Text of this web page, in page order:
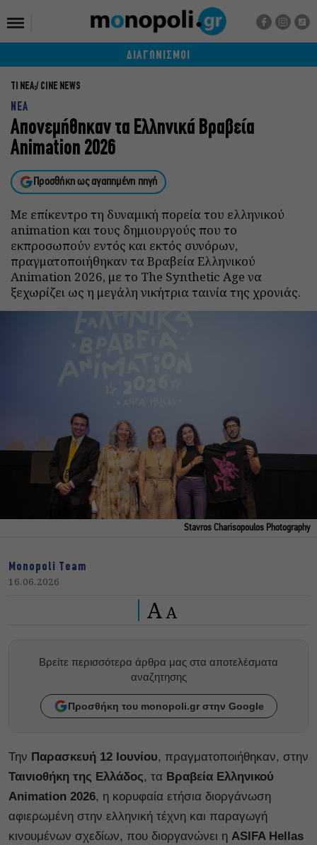
ΔΙΑΓΩΝΙΣΜΟΙ
ΤΙ ΝΕΑ; CINE NEWS
NEA
Απονεμήθηκαν τα Ελληνικά Βραβεία
Animation 2026
Προσθήκη ως αγαπημένη πηγή
Με επίκεντρο τη δυναμική πορεία του ελληνικού
animation και τους δημιουργούς που το
εκπροσωπούν εντός και εκτός συνόρων,
πραγματοποιήθηκαν τα Βραβεία Ελληνικού
Animation 2026, με το The Synthetic Age να
ξεχωρίζει ως η μεγάλη νικήτρια ταινία της χρονιάς.
Stavros Charisopoulos Photography
Monopoli Team
16.06.2026
A A
Βρείτε περισσότερα άρθρα μας στα αποτελέσματα
αναζητησης
Προσθήκη του monopoli.gr στην Google
Την Παρασκευή 12 Ιουνίου, πραγματοποιήθηκαν, στην
Ταινιοθήκη της Ελλάδος, τα Βραβεία Ελληνικού
Animation 2026, η κορυφαία ετήσια διοργάνωση
αφιερωμένη στην ελληνική τέχνη και παραγωγή
κινουμένων σχεδίων, που διοργανώνει η ASIFA Hellas